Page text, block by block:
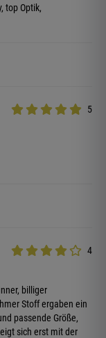
top Optik,
5
4
billiger
Stoff ergaben ein
passende Größe,
sich erst mit der